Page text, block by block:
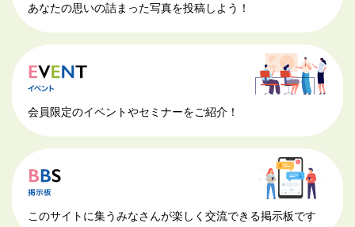
あなたの思いの詰まった写真を投稿しよう！
会員限定のイベントやセミナーをご紹介！
このサイトに集うみなさんが楽しく交流できる掲示板です